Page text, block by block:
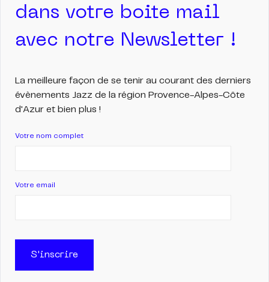
dans votre boite mail
avec notre Newsletter !
La meilleure façon de se tenir au courant des derniers
évènements Jazz de la région Provence-Alpes-Côte
d'Azur et bien plus !
Votre nom complet
Votre email
S'inscrire